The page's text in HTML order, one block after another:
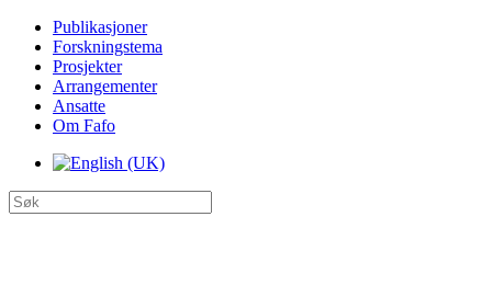
Publikasjoner
Forskningstema
Prosjekter
Arrangementer
Ansatte
Om Fafo